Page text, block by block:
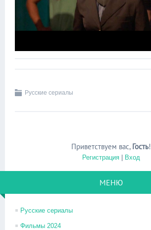
Русские сериалы
Приветствуем вас, Гость!
Регистрация| Вход
МЕНЮ
Русские сериалы
Фильмы 2024